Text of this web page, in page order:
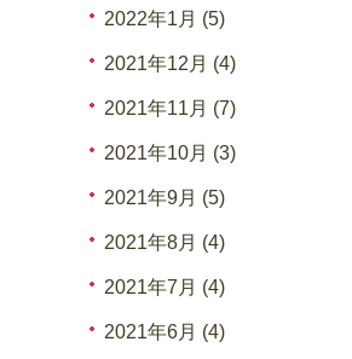
2022年1月 (5)
2021年12月 (4)
2021年11月 (7)
2021年10月 (3)
2021年9月 (5)
2021年8月 (4)
2021年7月 (4)
2021年6月 (4)